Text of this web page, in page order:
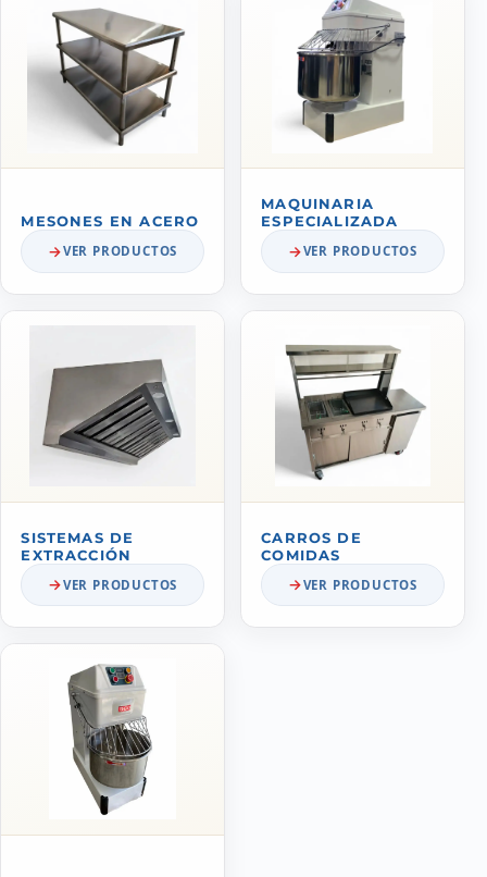
MESONES EN ACERO
VER PRODUCTOS
MAQUINARIA
ESPECIALIZADA
VER PRODUCTOS
SISTEMAS DE
EXTRACCIÓN
VER PRODUCTOS
CARROS DE
COMIDAS
VER PRODUCTOS